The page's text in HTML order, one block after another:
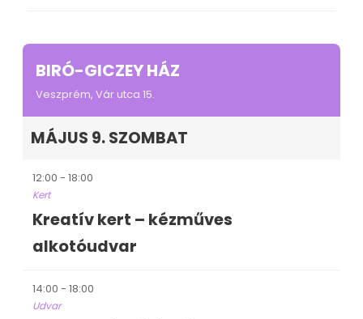
BIRÓ-GICZEY HÁZ
Veszprém, Vár utca 15.
MÁJUS 9. SZOMBAT
12:00 - 18:00
Kert
Kreatív kert – kézműves
alkotóudvar
14:00 - 18:00
Udvar